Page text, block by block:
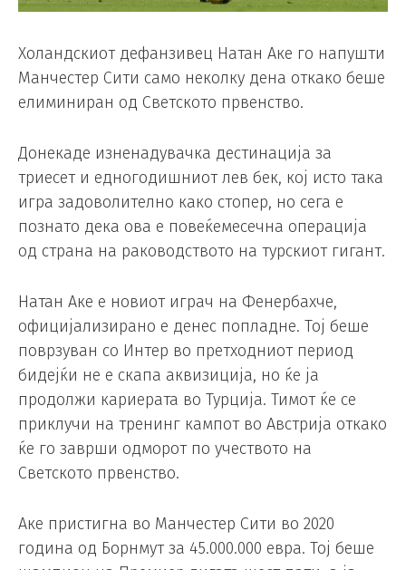
Холандскиот дефанзивец Натан Аке го напушти
Манчестер Сити само неколку дена откако беше
елиминиран од Светското првенство.
Донекаде изненадувачка дестинација за
триесет и едногодишниот лев бек, кој исто така
игра задоволително како стопер, но сега е
познато дека ова е повеќемесечна операција
од страна на раководството на турскиот гигант.
Натан Аке е новиот играч на Фенербахче,
официјализирано е денес попладне. Тој беше
поврзуван со Интер во претходниот период
бидејќи не е скапа аквизиција, но ќе ја
продолжи кариерата во Турција. Тимот ќе се
приклучи на тренинг кампот во Австрија откако
ќе го заврши одморот по учеството на
Светското првенство.
Аке пристигна во Манчестер Сити во 2020
година од Борнмут за 45.000.000 евра. Тој беше